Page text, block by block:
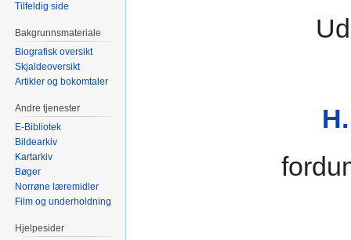
Tilfeldig side
Bakgrunnsmateriale
Biografisk oversikt
Skjaldeoversikt
Artikler og bokomtaler
Andre tjenester
E-Bibliotek
Bildearkiv
Kartarkiv
Bøger
Norrøne læremidler
Film og underholdning
Hjelpesider